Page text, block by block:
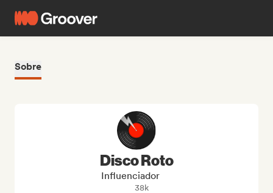
Sobre
Disco Roto
Influenciador
38k